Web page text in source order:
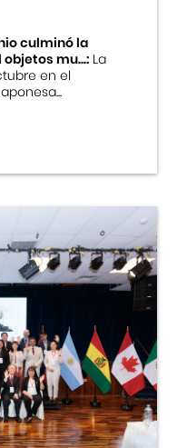
culminó la
mu...:La
en el